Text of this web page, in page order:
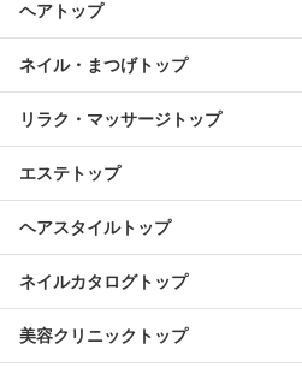
ヘアトップ
ネイル・まつげトップ
リラク・マッサージトップ
エステトップ
ヘアスタイルトップ
ネイルカタログトップ
美容クリニックトップ